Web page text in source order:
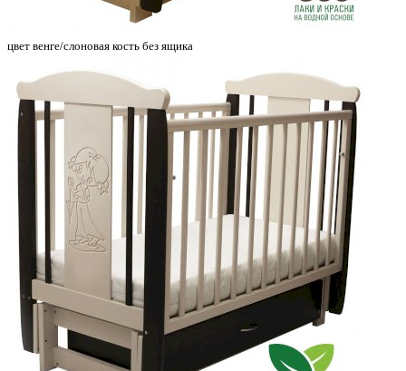
цвет венге/слоновая кость без ящика